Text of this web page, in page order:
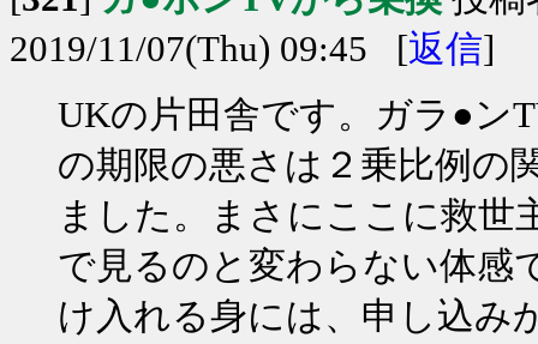
2019/11/07(Thu) 09:45 [返信]
UKの片田舎です。ガラ●ン
の期限の悪さは２乗比例の
ました。まさにここに救世
で見るのと変わらない体感
け入れる身には、申し込み